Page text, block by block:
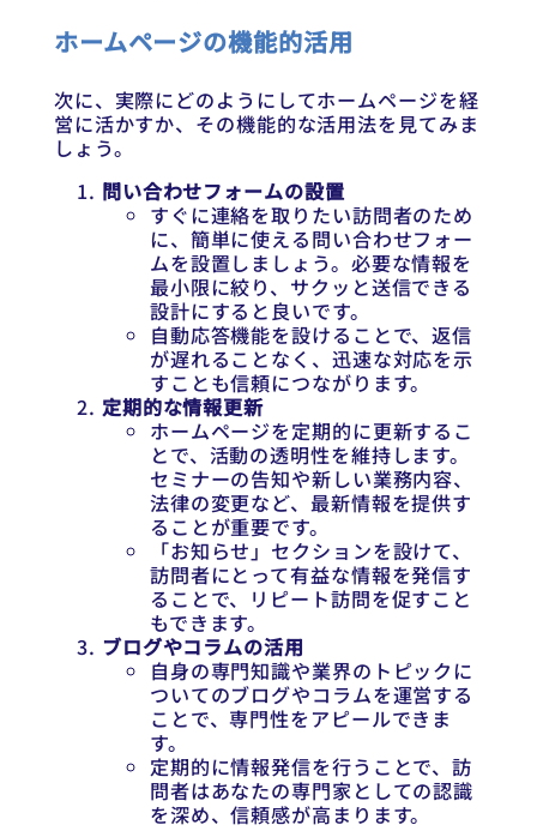
ホームページの機能的活用
次に、実際にどのようにしてホームページを経
営に活かすか、その機能的な活用法を見てみま
しょう。
問い合わせフォームの設置
すぐに連絡を取りたい訪問者のため
に、簡単に使える問い合わせフォー
ムを設置しましょう。必要な情報を
最小限に絞り、サクッと送信できる
設計にすると良いです。
自動応答機能を設けることで、返信
が遅れることなく、迅速な対応を示
すことも信頼につながります。
定期的な情報更新
ホームページを定期的に更新するこ
とで、活動の透明性を維持します。
セミナーの告知や新しい業務内容、
法律の変更など、最新情報を提供す
ることが重要です。
「お知らせ」セクションを設けて、
訪問者にとって有益な情報を発信す
ることで、リピート訪問を促すこと
もできます。
ブログやコラムの活用
自身の専門知識や業界のトピックに
ついてのブログやコラムを運営する
ことで、専門性をアピールできま
す。
定期的に情報発信を行うことで、訪
問者はあなたの専門家としての認識
を深め、信頼感が高まります。